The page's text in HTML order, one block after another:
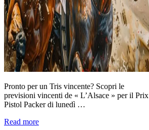
Pronto per un Tris vincente? Scopri le
previsioni vincenti de « L’Alsace » per il Prix
Pistol Packer di lunedì …
Read more